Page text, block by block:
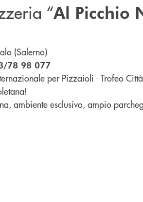
“Al Picchio
(Salerno)
78 98 077
per Pizzaioli - Trofeo
ambiente esclusivo, ampio